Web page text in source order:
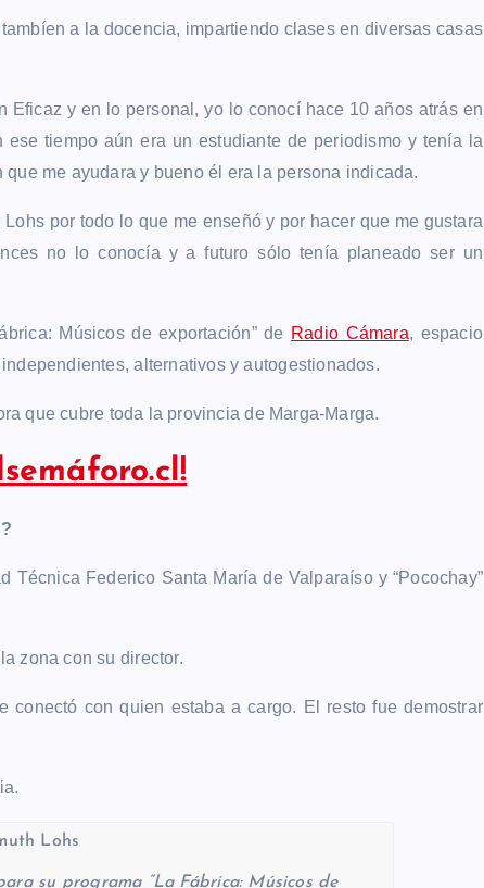
a la docencia, impartiendo clases en diversas casas
y en lo personal, yo lo conocí hace 10 años atrás en
tiempo aún era un estudiante de periodismo y tenía la
me ayudara y bueno él era la persona indicada.
por todo lo que me enseñó y por hacer que me gustara
no lo conocía y a futuro sólo tenía planeado ser un
Músicos de exportación” de Radio Cámara, espacio
alternativos y autogestionados.
que cubre toda la provincia de Marga-Marga.
Federico Santa María de Valparaíso y “Pocochay”
zona con su director.
con quien estaba a cargo. El resto fue demostrar
su programa “La Fábrica: Músicos de